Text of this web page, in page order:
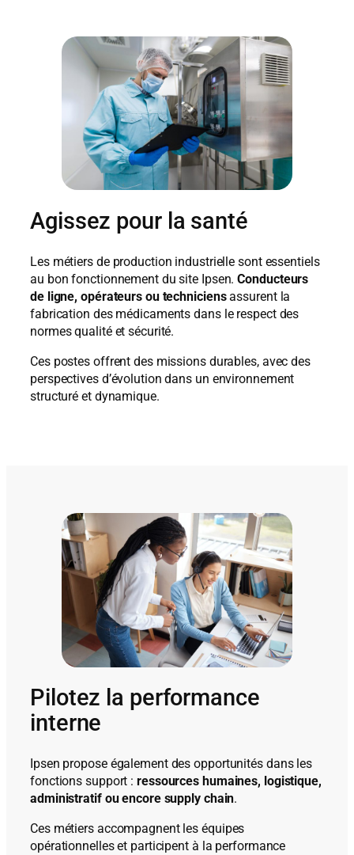
Agissez pour la santé
Les métiers de production industrielle sont essentiels
au bon fonctionnement du site Ipsen.Conducteurs
de ligne, opérateurs ou techniciensassurent la
fabrication des médicaments dans le respect des
normes qualité et sécurité.
Ces postes offrent des missions durables, avec des
perspectives d’évolution dans un environnement
structuré et dynamique.
Pilotez la performance
interne
Ipsen propose également des opportunités dans les
fonctions support :ressources humaines, logistique,
administratif ou encore supply chain.
Ces métiers accompagnent les équipes
opérationnelles et participent à la performance